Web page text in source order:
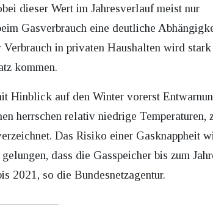
dieser Wert im Jahresverlauf meist nur
Gasverbrauch eine deutliche
in privaten Haushalten wird
kommen.
Hinblick auf den Winter vorerst
herrschen relativ niedrige Temperaturen,
Das Risiko einer Gasknappheit
dass die Gasspeicher bis zum
2021, so die Bundesnetzagentur.